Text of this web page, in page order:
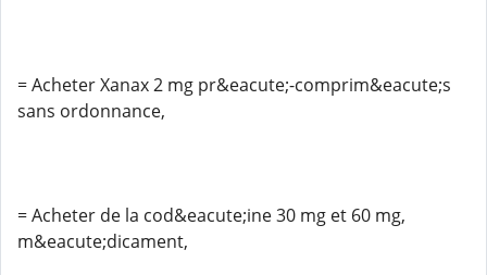
= Acheter Xanax 2 mg pr&eacute;-comprim&eacute;s
sans ordonnance,
= Acheter de la cod&eacute;ine 30 mg et 60 mg,
m&eacute;dicament,